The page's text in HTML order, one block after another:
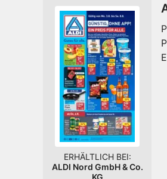
ERHÄLTLICH BEI:
ALDI Nord GmbH & Co.
KG